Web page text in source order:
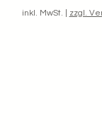
inkl. MwSt. zzgl.